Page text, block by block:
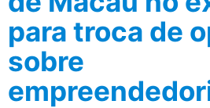
para troca de
sobre